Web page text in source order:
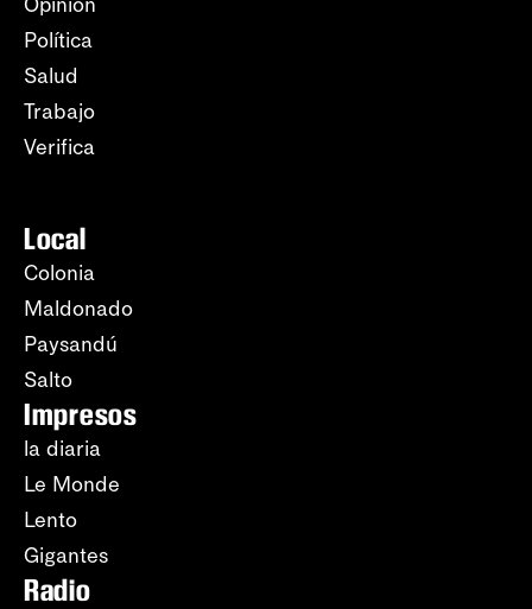
Política
Salud
Trabajo
Verifica
Local
Colonia
Maldonado
Paysandú
Salto
Impresos
la diaria
Le Monde
Lento
Gigantes
Radio